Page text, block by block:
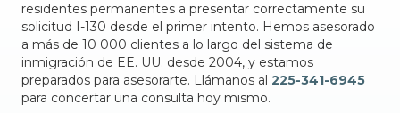
residentes permanentes a presentar correctamente su
solicitud I-130 desde el primer intento. Hemos asesorado
a más de 10 000 clientes a lo largo del sistema de
inmigración de EE. UU. desde 2004, y estamos
preparados para asesorarte. Llámanos al 225-341-6945
para concertar una consulta hoy mismo.